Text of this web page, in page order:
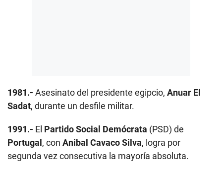
1981.- Asesinato del presidente egipcio, Anuar El
Sadat, durante un desfile militar.
1991.- El Partido Social Demócrata (PSD) de
Portugal , con Anibal Cavaco Silva, logra por
segunda vez consecutiva la mayoría absoluta.